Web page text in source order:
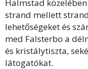
Halmstad
strand mellett
lehetőségeket és
med Falsterbo a
és kristálytiszta,
látogatókat.